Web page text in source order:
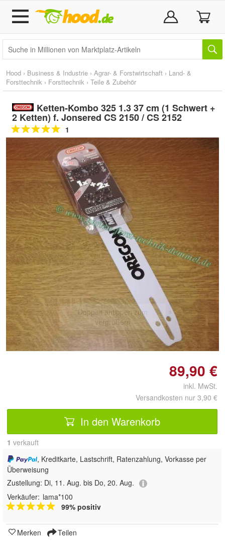
Hood › Business & Industrie › Agrar- & Forstwirtschaft › Land- &
Forsttechnik › Forsttechnik › Teile & Zubehör
Ketten-Kombo 325 1.3 37 cm (1 Schwert +
2 Ketten) f. Jonsered CS 2150 / CS 2152
1
Doppelt antippen zum
vergrößern
89,90 €
inkl. MwSt.
Versandkosten nur 3,90 €
In den Warenkorb
1 verkauft
, Kreditkarte, Lastschrift, Ratenzahlung, Vorkasse per
Überweisung
Zustellung: Di, 11. Aug. bis Do, 20. Aug.
Verkäufer: lama*100
99% positiv
Merken Teilen